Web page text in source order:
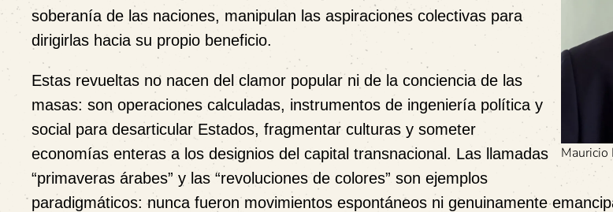
Mauricio
soberanía de las naciones, manipulan las aspiraciones colectivas para
dirigirlas hacia su propio beneficio.
Estas revueltas no nacen del clamor popular ni de la conciencia de las
masas: son operaciones calculadas, instrumentos de ingeniería política y
social para desarticular Estados, fragmentar culturas y someter
economías enteras a los designios del capital transnacional. Las llamadas
“primaveras árabes” y las “revoluciones de colores” son ejemplos
paradigmáticos: nunca fueron movimientos espontáneos ni genuinamente